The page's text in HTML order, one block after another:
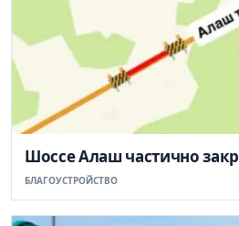
Шоссе Алаш частично
БЛАГОУСТРОЙСТВО